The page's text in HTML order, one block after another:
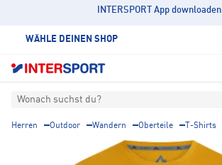
INTERSPORT App downloaden
WÄHLE DEINEN SHOP
Wonach suchst du?
Herren Outdoor Wandern Oberteile T-Shirts